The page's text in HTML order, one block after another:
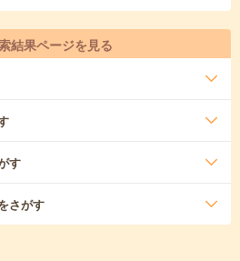
結果ページを見る
す
さがす